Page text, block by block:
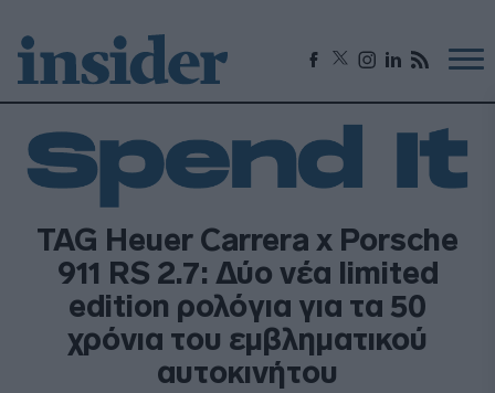
TAG Heuer Carrera x Porsche
911 RS 2.7: Δύο νέα limited
edition ρολόγια για τα 50
χρόνια του εμβληματικού
αυτοκινήτου